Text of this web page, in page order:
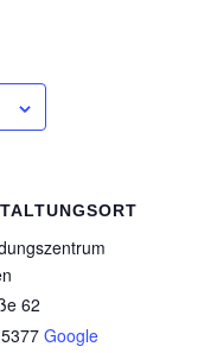
62
Google